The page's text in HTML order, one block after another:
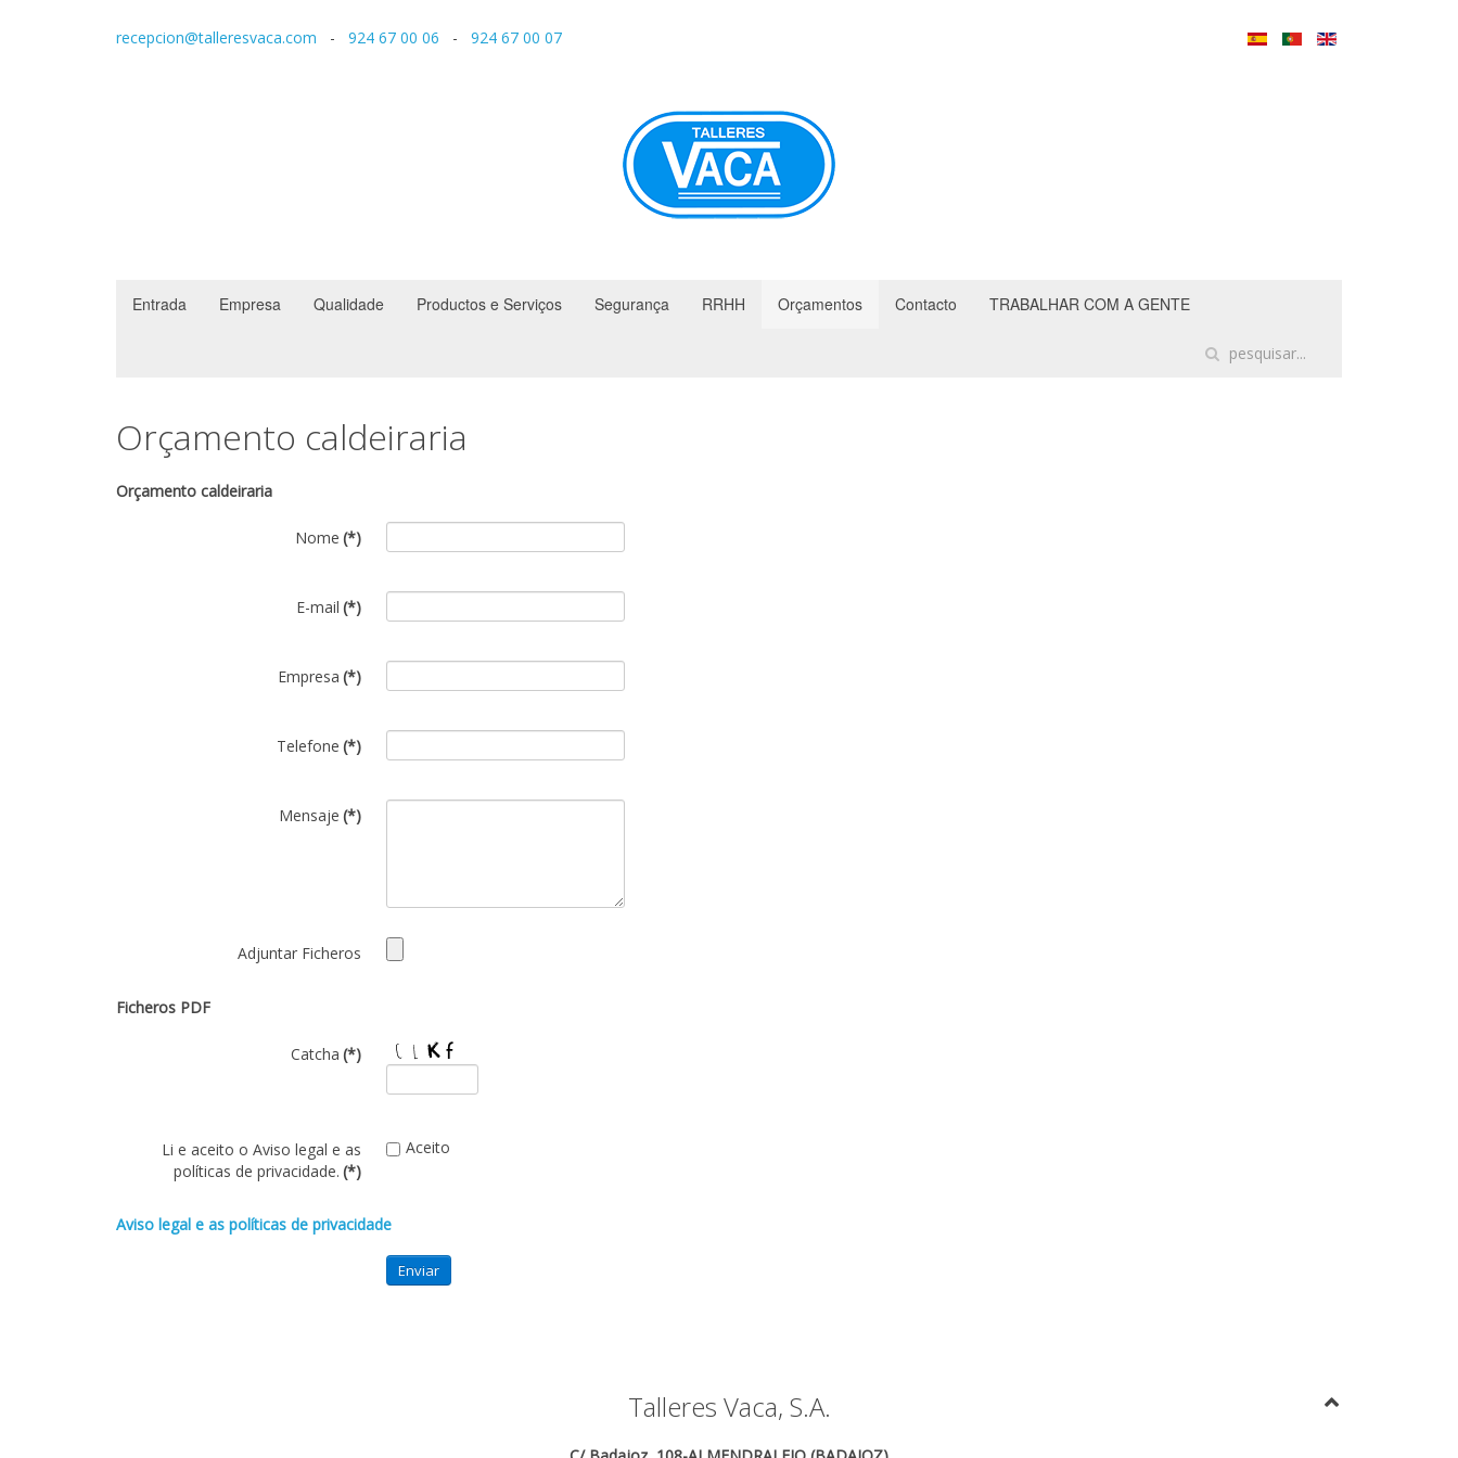
recepcion@talleresvaca.com - 924 67 00 06 - 924 67 00 07
Entrada Empresa Qualidade Productos e Serviços Segurança RRHH Orçamentos Contacto TRABALHAR COM A GENTE
Orçamento caldeiraria
Orçamento caldeiraria
Nome (*)
E-mail (*)
Empresa (*)
Telefone (*)
Mensaje (*)
Adjuntar Ficheros
Ficheros PDF
Catcha (*)
Li e aceito o Aviso legal e as
políticas de privacidade. (*)
Aceito
Aviso legal e as políticas de privacidade
Talleres Vaca, S.A.